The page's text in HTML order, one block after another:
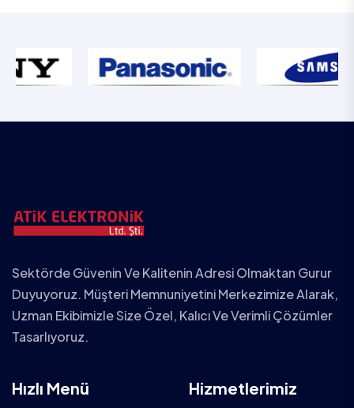
Sektörde Güvenin Ve Kalitenin Adresi Olmaktan Gurur
Duyuyoruz. Müşteri Memnuniyetini Merkezimize Alarak,
Uzman Ekibimizle Size Özel, Kalıcı Ve Verimli Çözümler
Tasarlıyoruz.
Hızlı Menü Hizmetlerimiz